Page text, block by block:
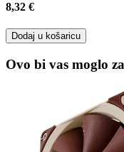
8,32 €
Dodaj u košaricu
Ovo bi vas moglo